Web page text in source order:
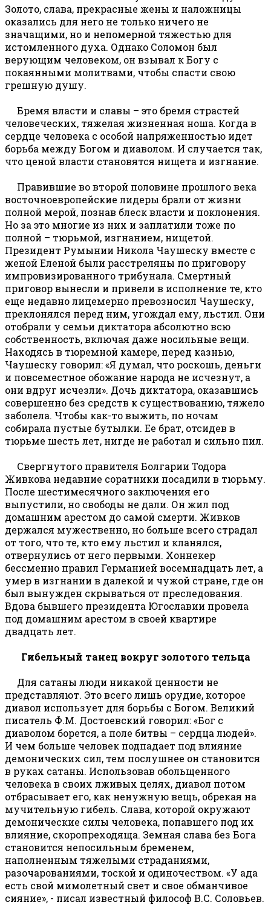
Золото, слава, прекрасные жены и наложницы
оказались для него не только ничего не
значащими, но и непомерной тяжестью для
истомленного духа. Однако Соломон был
верующим человеком, он взывал к Богу с
покаянными молитвами, чтобы спасти свою
грешную душу.
Бремя власти и славы – это бремя страстей
человеческих, тяжелая жизненная ноша. Когда в
сердце человека с особой напряженностью идет
борьба между Богом и диаволом. И случается так,
что ценой власти становятся нищета и изгнание.
Правившие во второй половине прошлого века
восточноевропейские лидеры брали от жизни
полной мерой, познав блеск власти и поклонения.
Но за это многие из них и заплатили тоже по
полной – тюрьмой, изгнанием, нищетой.
Президент Румынии Никола Чаушеску вместе с
женой Еленой были расстреляны по приговору
импровизированного трибунала. Смертный
приговор вынесли и привели в исполнение те, кто
еще недавно лицемерно превозносил Чаушеску,
преклонялся перед ним, угождал ему, льстил. Они
отобрали у семьи диктатора абсолютно всю
собственность, включая даже носильные вещи.
Находясь в тюремной камере, перед казнью,
Чаушеску говорил: «Я думал, что роскошь, деньги
и повсеместное обожание народа не исчезнут, а
они вдруг исчезли». Дочь диктатора, оказавшись
совершенно без средств к существованию, тяжело
заболела. Чтобы как-то выжить, по ночам
собирала пустые бутылки. Ее брат, отсидев в
тюрьме шесть лет, нигде не работал и сильно пил.
Свергнутого правителя Болгарии Тодора
Живкова недавние соратники посадили в тюрьму.
После шестимесячного заключения его
выпустили, но свободы не дали. Он жил под
домашним арестом до самой смерти. Живков
держался мужественно, но больше всего страдал
от того, что те, кто ему льстил и кланялся,
отвернулись от него первыми. Хоннекер
бессменно правил Германией восемнадцать лет, а
умер в изгнании в далекой и чужой стране, где он
был вынужден скрываться от преследования.
Вдова бывшего президента Югославии провела
под домашним арестом в своей квартире
двадцать лет.
Гибельный танец вокруг золотого тельца
Для сатаны люди никакой ценности не
представляют. Это всего лишь орудие, которое
диавол использует для борьбы с Богом. Великий
писатель Ф.М. Достоевский говорил: «Бог с
диаволом борется, а поле битвы – сердца людей».
И чем больше человек подпадает под влияние
демонических сил, тем послушнее он становится
в руках сатаны. Использовав обольщенного
человека в своих лживых целях, диавол потом
отбрасывает его, как ненужную вещь, обрекая на
мучительную гибель. Слава, которой окружают
демонические силы человека, попавшего под их
влияние, скоропреходяща. Земная слава без Бога
становится непосильным бременем,
наполненным тяжелыми страданиями,
разочарованиями, тоской и одиночеством. «У ада
есть свой мимолетный свет и свое обманчивое
сияние», - писал известный философ В.С. Соловьев.